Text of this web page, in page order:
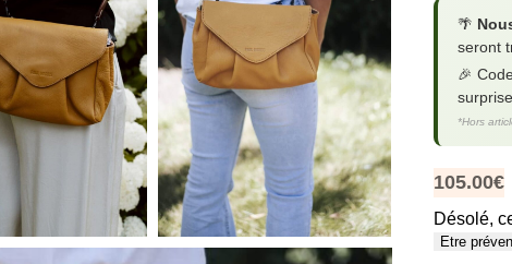
🌴
seront
🎉
*Hors
105.00€
Désolé,
Etre